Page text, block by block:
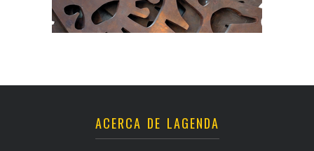
ACERCA DE LAGENDA